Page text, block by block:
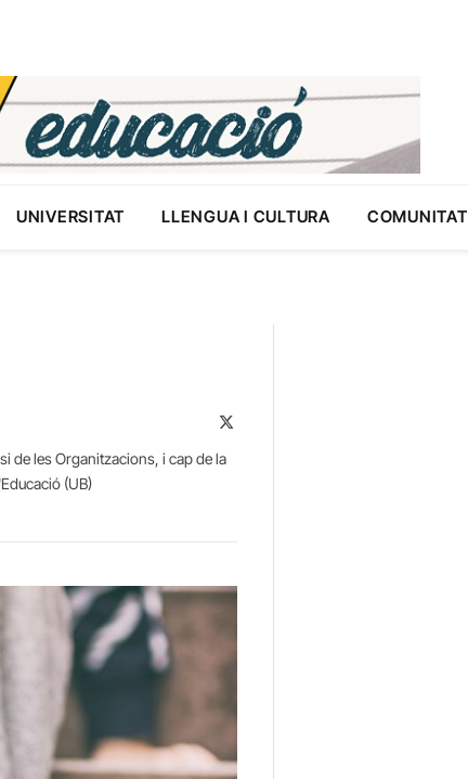
UNIVERSITAT LLENGUA I CULTURA COMUNITAT
de les Organitzacions, i cap de la
(UB)